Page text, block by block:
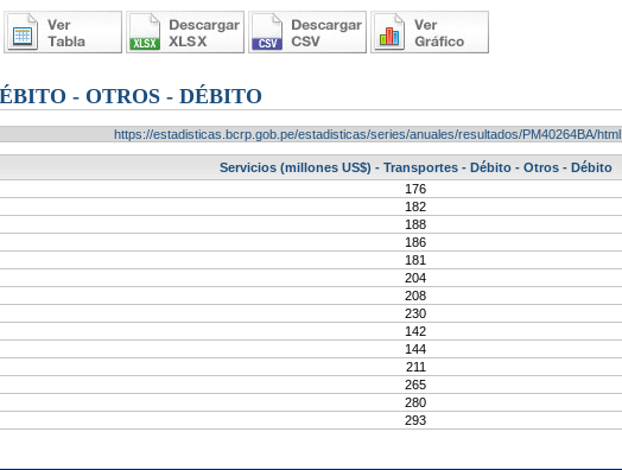
- OTROS - DÉBITO
https://estadisticas.bcrp.gob.pe/estadisticas/series/anuales/resultados/PM40264BA/html
Servicios (millones US$) - Transportes - Débito - Otros - Débito
176
182
188
186
181
204
208
230
142
144
211
265
280
293